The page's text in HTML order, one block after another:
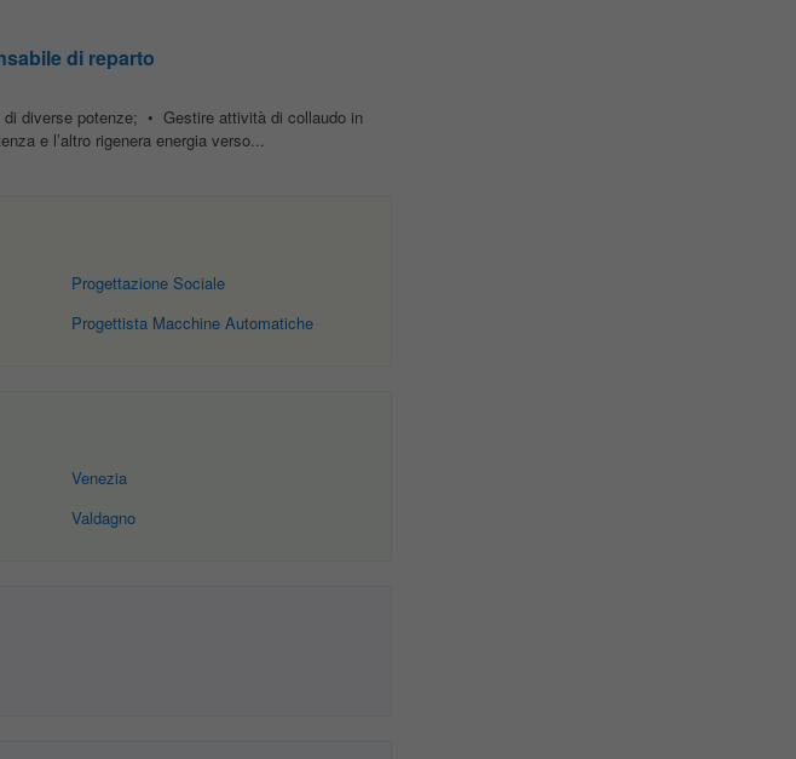
di reparto
diverse potenze; • Gestire attività di collaudo in
e l’altro rigenera energia verso...
Progettazione Sociale
Progettista Macchine Automatiche
Venezia
Valdagno